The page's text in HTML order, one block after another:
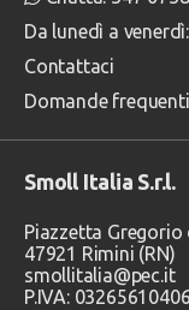
Da lunedì a
Contattaci
Domande frequenti
Smoll Italia S.r.l.
Piazzetta Gregorio
47921 Rimini (RN)
smollitalia@pec.it
P.IVA: 03265610406